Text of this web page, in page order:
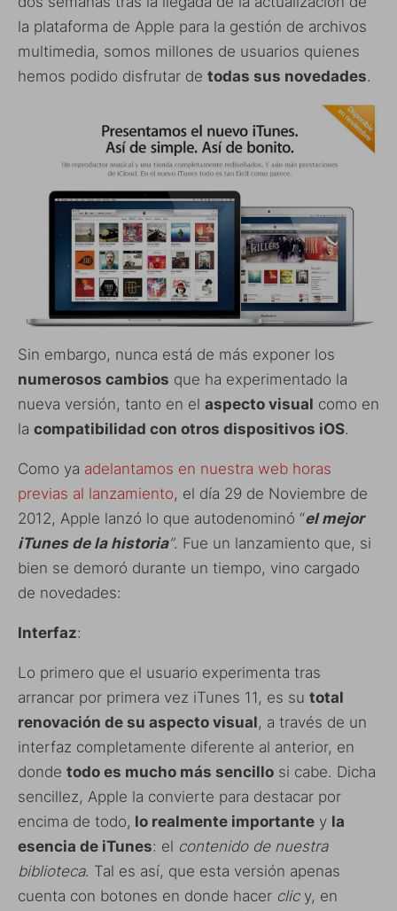
la plataforma de Apple para la gestión de archivos
multimedia, somos millones de usuarios quienes
hemos podido disfrutar de todas sus novedades.
Sin embargo, nunca está de más exponer los
numerosos cambios que ha experimentado la
nueva versión, tanto en el aspecto visual como en
la compatibilidad con otros dispositivos iOS.
Como ya adelantamos en nuestra web horas
previas al lanzamiento, el día 29 de Noviembre de
2012, Apple lanzó lo que autodenominó “el mejor
iTunes de la historia”. Fue un lanzamiento que, si
bien se demoró durante un tiempo, vino cargado
de novedades:
Interfaz:
Lo primero que el usuario experimenta tras
arrancar por primera vez iTunes 11, es su total
renovación de su aspecto visual, a través de un
interfaz completamente diferente al anterior, en
donde todo es mucho más sencillo si cabe. Dicha
sencillez, Apple la convierte para destacar por
encima de todo, lo realmente importante y la
esencia de iTunes: el contenido de nuestra
biblioteca. Tal es así, que esta versión apenas
cuenta con botones en donde hacer clicy, en